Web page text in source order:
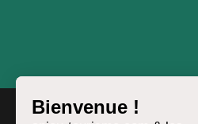
Bienvenue !